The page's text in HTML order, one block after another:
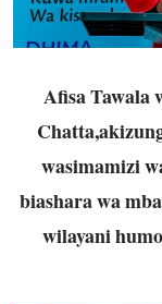
Afisa Tawala
wasimamizi
biashara wa
wilayani